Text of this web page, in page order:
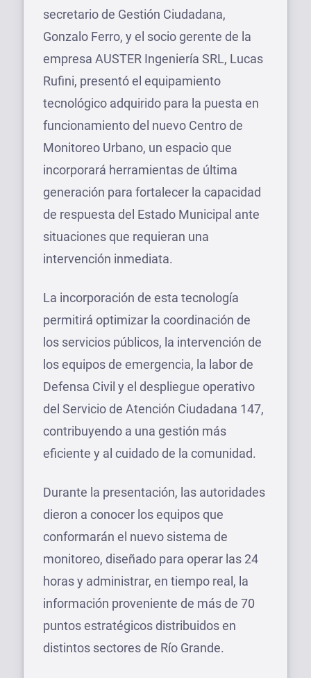
secretario de Gestión Ciudadana,
Gonzalo Ferro, y el socio gerente de la
empresa AUSTER Ingeniería SRL, Lucas
Rufini, presentó el equipamiento
tecnológico adquirido para la puesta en
funcionamiento del nuevo Centro de
Monitoreo Urbano, un espacio que
incorporará herramientas de última
generación para fortalecer la capacidad
de respuesta del Estado Municipal ante
situaciones que requieran una
intervención inmediata.
La incorporación de esta tecnología
permitirá optimizar la coordinación de
los servicios públicos, la intervención de
los equipos de emergencia, la labor de
Defensa Civil y el despliegue operativo
del Servicio de Atención Ciudadana 147,
contribuyendo a una gestión más
eficiente y al cuidado de la comunidad.
Durante la presentación, las autoridades
dieron a conocer los equipos que
conformarán el nuevo sistema de
monitoreo, diseñado para operar las 24
horas y administrar, en tiempo real, la
información proveniente de más de 70
puntos estratégicos distribuidos en
distintos sectores de Río Grande.